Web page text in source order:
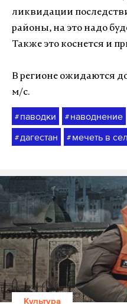
ликвидации
районы, на это надо
Также это коснется и
В регионе ожидаются
м/с.
# паводки # наводнение
# дагестан # мечеть в
Культура